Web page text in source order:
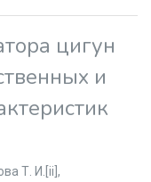
цигун
и
Т. И.[ii],